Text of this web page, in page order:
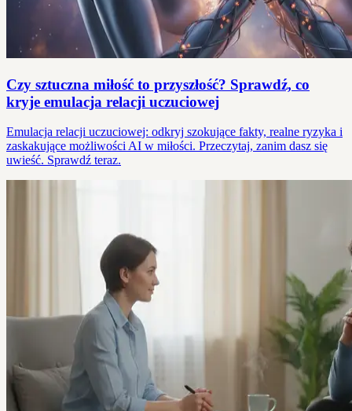
Czy sztuczna miłość to przyszłość? Sprawdź, co
kryje emulacja relacji uczuciowej
Emulacja relacji uczuciowej: odkryj szokujące fakty, realne ryzyka i
zaskakujące możliwości AI w miłości. Przeczytaj, zanim dasz się
uwieść. Sprawdź teraz.